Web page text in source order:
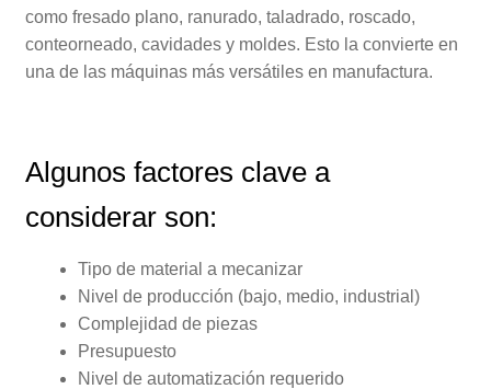
como fresado plano, ranurado, taladrado, roscado,
conteorneado, cavidades y moldes. Esto la convierte en
una de las máquinas más versátiles en manufactura.
Algunos factores clave a
considerar son:
Tipo de material a mecanizar
Nivel de producción (bajo, medio, industrial)
Complejidad de piezas
Presupuesto
Nivel de automatización requerido